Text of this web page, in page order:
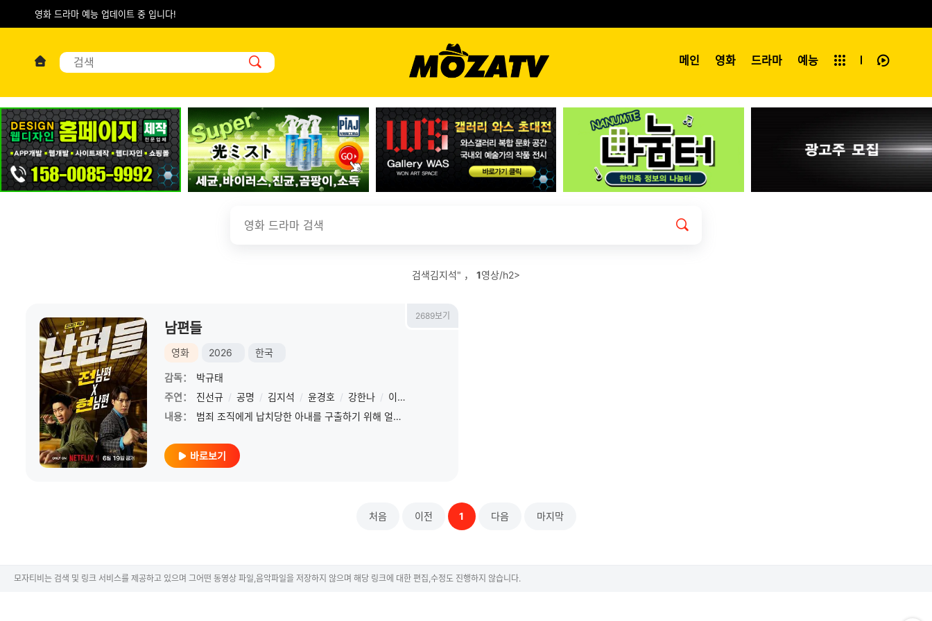
영화 드라마 예능 업데이트 중 입니다!
메인 영화 드라마 예능
전체보기
검색김지석" ， 1영상/h2>
2689보기
남편들
영화 2026 한국
감독：
박규태
주연：
진선규 / 공명 / 김지석 / 윤경호 / 강한나 / 이다희
내용：
범죄 조직에게 납치당한 아내를 구출하기 위해 얼떨결에 힘을 합친 전남편 ‘충식’과 현남편 ‘민석’의 예측불허 작전을 그린 코믹 액션 영화
바로보기
처음 이전 1 다음 마지막
모자티비는 검색 및 링크 서비스를 제공하고 있으며 그어떤 동영상 파일,음악파일을 저장하지 않으며 해당 링크에 대한 편집,수정도 진행하지 않습니다.